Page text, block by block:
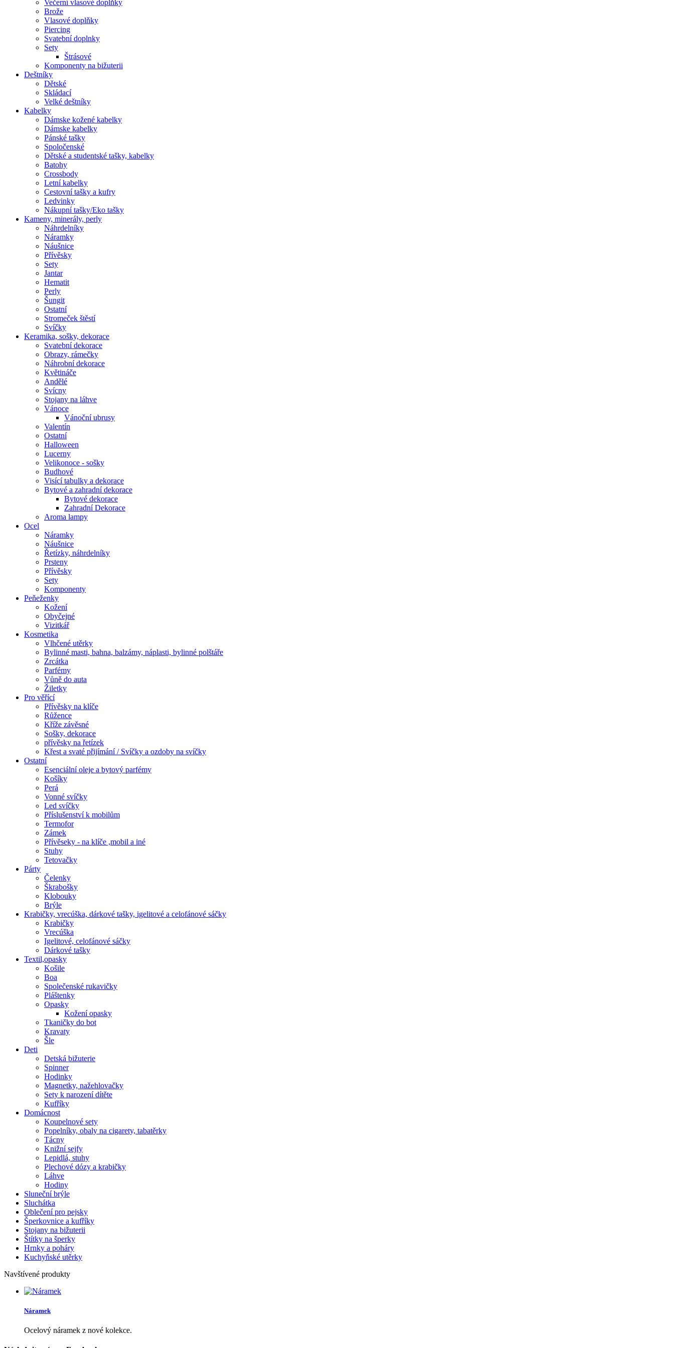
Večerní vlasové doplňky
Brože
Vlasové doplňky
Piercing
Svatební doplnky
Sety
Štrásové
Komponenty na bižuterii
Deštníky
Dětské
Skládací
Velké deštníky
Kabelky
Dámske kožené kabelky
Dámske kabelky
Pánské tašky
Spoločenské
Dětské a studentské tašky, kabelky
Batohy
Crossbody
Letní kabelky
Cestovní tašky a kufry
Ledvinky
Nákupní tašky/Eko tašky
Kameny, minerály, perly
Náhrdelníky
Náramky
Náušnice
Přívěsky
Sety
Jantar
Hematit
Perly
Šungit
Ostatní
Stromeček štěstí
Svíčky
Keramika, sošky, dekorace
Svatební dekorace
Obrazy, rámečky
Náhrobní dekorace
Květináče
Andělé
Svícny
Stojany na láhve
Vánoce
Vánoční ubrusy
Valentín
Ostatní
Halloween
Lucerny
Velikonoce - sošky
Budhové
Visící tabulky a dekorace
Bytové a zahradní dekorace
Bytové dekorace
Zahradní Dekorace
Aroma lampy
Ocel
Náramky
Náušnice
Řetízky, náhrdelníky
Prsteny
Přívěsky
Sety
Komponenty
Peňeženky
Kožení
Obyčejné
Vizitkář
Kosmetika
Vlhčené utěrky
Bylinné masti, bahna, balzámy, náplasti, bylinné polštáře
Zrcátka
Parfémy
Vůně do auta
Žiletky
Pro věřící
Přívěsky na klíče
Růžence
Kříže závěsné
Sošky, dekorace
přívěsky na řetízek
Křest a svaté přijímání / Svíčky a ozdoby na svíčky
Ostatní
Esenciální oleje a bytový parfémy
Košíky
Perá
Vonné svíčky
Led svíčky
Příslušenství k mobilům
Termofor
Zámek
Přívěseky - na klíče ,mobil a iné
Stuhy
Tetovačky
Párty
Čelenky
Škrabošky
Klobouky
Brýle
Krabičky, vrecúška, dárkové tašky, igelitové a celofánové sáčky
Krabičky
Vrecúška
Igelitové, celofánové sáčky
Dárkové tašky
Textil,opasky
Košile
Boa
Společenské rukavičky
Pláštenky
Opasky
Kožení opasky
Tkaničky do bot
Kravaty
Šle
Deti
Detská bižuterie
Spinner
Hodinky
Magnetky, nažehlovačky
Sety k narození dítěte
Kufříky
Domácnost
Koupelnové sety
Popelníky, obaly na cigarety, tabatěrky
Tácny
Knižní sejfy
Lepidlá, stuhy
Plechové dózy a krabičky
Láhve
Hodiny
Sluneční brýle
Sluchátka
Oblečení pro pejsky
Šperkovnice a kufříky
Stojany na bižuterii
Štítky na šperky
Hrnky a poháry
Kuchyňské utěrky
Navštívené produkty
Náramek
Ocelový náramek z nové kolekce.